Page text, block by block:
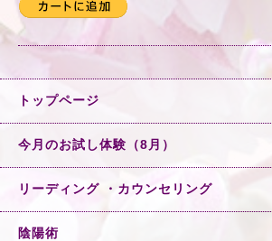
トップページ
今月のお試し体験（8月）
リーディング ・カウンセリング
陰陽術